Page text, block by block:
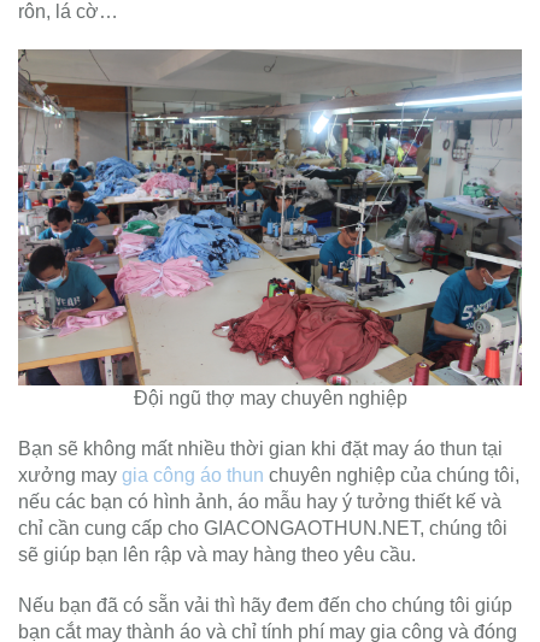
rôn, lá cờ…
Đội ngũ thợ may chuyên nghiệp
Bạn sẽ không mất nhiều thời gian khi đặt may áo thun tại
xưởng may gia công áo thun chuyên nghiệp của chúng tôi,
nếu các bạn có hình ảnh, áo mẫu hay ý tưởng thiết kế và
chỉ cần cung cấp cho GIACONGAOTHUN.NET, chúng tôi
sẽ giúp bạn lên rập và may hàng theo yêu cầu.
Nếu bạn đã có sẵn vải thì hãy đem đến cho chúng tôi giúp
bạn cắt may thành áo và chỉ tính phí may gia công và đóng